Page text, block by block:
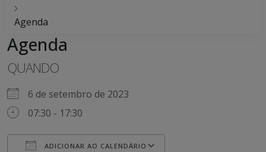
Agenda
Agenda
QUANDO
6 de setembro de 2023
07:30 - 17:30
ADICIONAR AO CALENDÁRIO